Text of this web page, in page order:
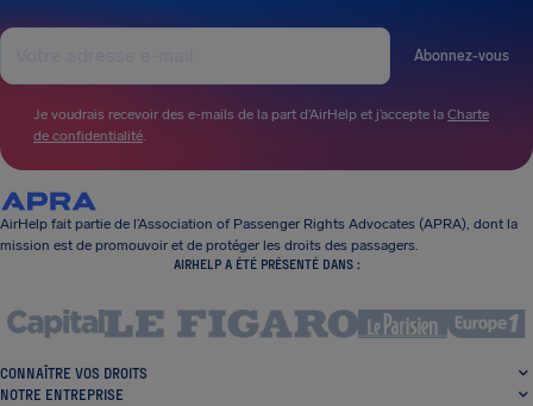
Abonnez-vous
Je voudrais recevoir des e-mails de la part d’AirHelp et j’accepte la Charte
de confidentialité.
AirHelp fait partie de l’Association of Passenger Rights Advocates (APRA), dont la
mission est de promouvoir et de protéger les droits des passagers.
AIRHELP A ÉTÉ PRÉSENTÉ DANS :
CONNAÎTRE VOS DROITS
NOTRE ENTREPRISE